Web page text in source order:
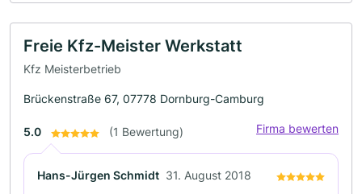
Freie Kfz-Meister Werkstatt
Kfz Meisterbetrieb
Brückenstraße 67, 07778 Dornburg-Camburg
5.0 (1 Bewertung) Firma bewerten
Hans-Jürgen Schmidt 31. August 2018